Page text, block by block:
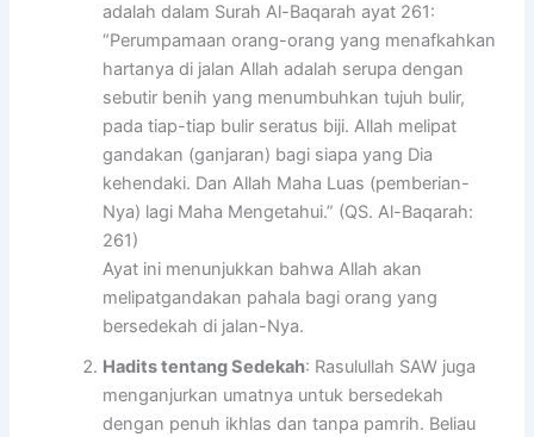
adalah dalam Surah Al-Baqarah ayat 261:
“Perumpamaan orang-orang yang menafkahkan
hartanya di jalan Allah adalah serupa dengan
sebutir benih yang menumbuhkan tujuh bulir,
pada tiap-tiap bulir seratus biji. Allah melipat
gandakan (ganjaran) bagi siapa yang Dia
kehendaki. Dan Allah Maha Luas (pemberian-
Nya) lagi Maha Mengetahui.” (QS. Al-Baqarah:
261)
Ayat ini menunjukkan bahwa Allah akan
melipatgandakan pahala bagi orang yang
bersedekah di jalan-Nya.
Hadits tentang Sedekah: Rasulullah SAW juga
menganjurkan umatnya untuk bersedekah
dengan penuh ikhlas dan tanpa pamrih. Beliau